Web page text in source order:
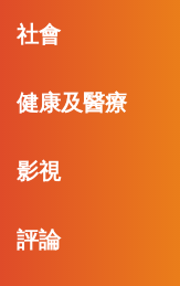
社會
健康及醫療
影視
評論